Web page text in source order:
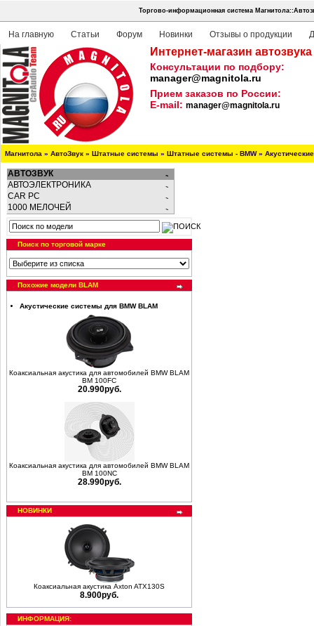
Торгово-информационная система
На главную Статьи Форум Новинки Отзывы о продукции
Интернет-магазин
Консультации по подбору:
manager@magnitola.ru
Прием заказов по России:
E-mail: manager@magnitola.ru
Магнитола » АвтоЗвук » Штатные системы » Штатные системы - BMW»
АВТОЗВУК
АВТОЭЛЕКТРОНИКА
CAR PC
1000 МЕЛОЧЕЙ
Поиск по торговой марке
Похожие модели BLAM
Акустические системы для BMW BLAM
Коаксиальная акустика для автомобилей BMW BLAM
BM 100FC
20.990руб.
Коаксиальная акустика для автомобилей BMW BLAM
BM 100NC
28.990руб.
НОВИНКИ
Коаксиальная акустика Axton ATX130S
8.900руб.
ИНФОРМАЦИЯ: